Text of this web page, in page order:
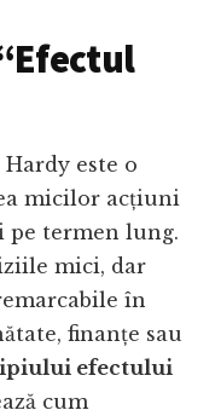
este o
micilor acțiuni
pe termen lung.
mici, dar
în
finanțe sau
efectului
cum